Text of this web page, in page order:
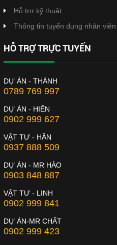
Hỗ trợ kỹ thuật
Thông tin tuyển dụng nhân viên
HỖ TRỢ TRỰC TUYẾN
DỰ ÁN - THÀNH
0789 769 997
DỰ ÁN - HIÊN
0902 999 627
VẬT TƯ - HÂN
0937 888 509
DỰ ÁN - MR HÀO
0903 848 887
VẬT TƯ - LINH
0902 999 841
DỰ ÁN-MR CHẤT
0902 999 423